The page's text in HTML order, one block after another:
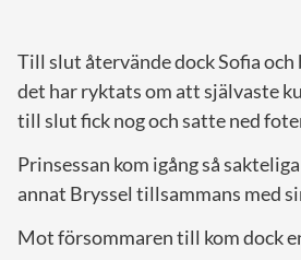
Till slut återvände dock Sofia och
det har ryktats om att självaste
till slut fick nog och satte ned
Prinsessan kom igång så
annat Bryssel tillsammans med
Mot försommaren till kom dock